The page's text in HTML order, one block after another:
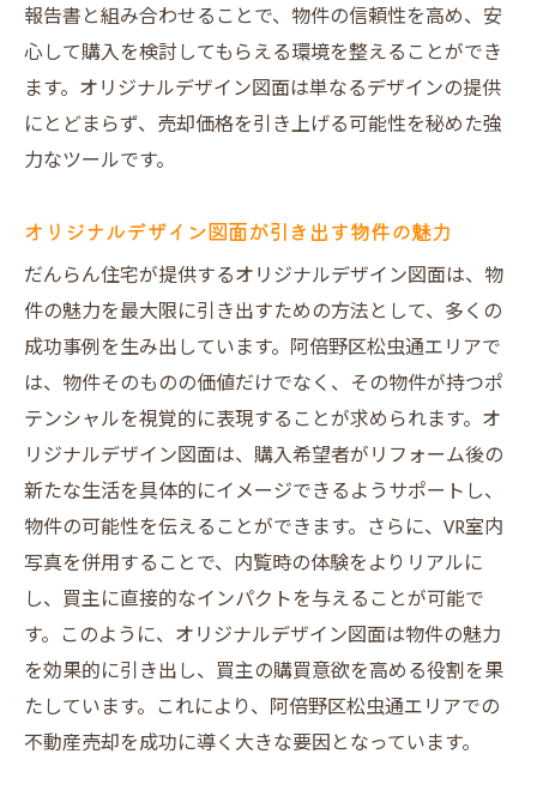
報告書と組み合わせることで、物件の信頼性を高め、安
心して購入を検討してもらえる環境を整えることができ
ます。オリジナルデザイン図面は単なるデザインの提供
にとどまらず、売却価格を引き上げる可能性を秘めた強
力なツールです。
オリジナルデザイン図面が引き出す物件の魅力
だんらん住宅が提供するオリジナルデザイン図面は、物
件の魅力を最大限に引き出すための方法として、多くの
成功事例を生み出しています。阿倍野区松虫通エリアで
は、物件そのものの価値だけでなく、その物件が持つポ
テンシャルを視覚的に表現することが求められます。オ
リジナルデザイン図面は、購入希望者がリフォーム後の
新たな生活を具体的にイメージできるようサポートし、
物件の可能性を伝えることができます。さらに、VR室内
写真を併用することで、内覧時の体験をよりリアルに
し、買主に直接的なインパクトを与えることが可能で
す。このように、オリジナルデザイン図面は物件の魅力
を効果的に引き出し、買主の購買意欲を高める役割を果
たしています。これにより、阿倍野区松虫通エリアでの
不動産売却を成功に導く大きな要因となっています。